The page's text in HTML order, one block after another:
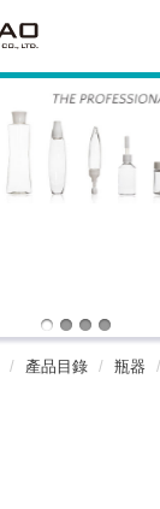
產品目錄 瓶器